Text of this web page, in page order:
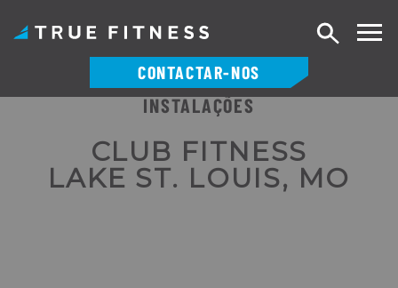
conteúdo
CONTACTAR-NOS
Pesquisar
INSTALAÇÕES
CLUB FITNESS
LAKE ST. LOUIS, MO